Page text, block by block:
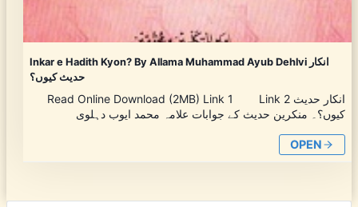
Inkar e Hadith Kyon? By Allama Muhammad Ayub Dehlvi انکار
حدیث کیوں؟
Read Online Download (2MB) Link 1 Link 2 انکار حدیث
کیوں؟۔ منکرین حدیث کے جوابات علامہ محمد ایوب دہلوی
OPEN